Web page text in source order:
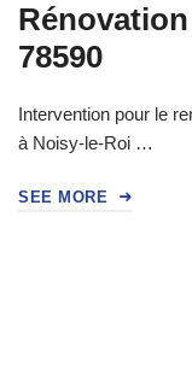
78590
Intervention pour le
à Noisy-le-Roi …
SEE MORE